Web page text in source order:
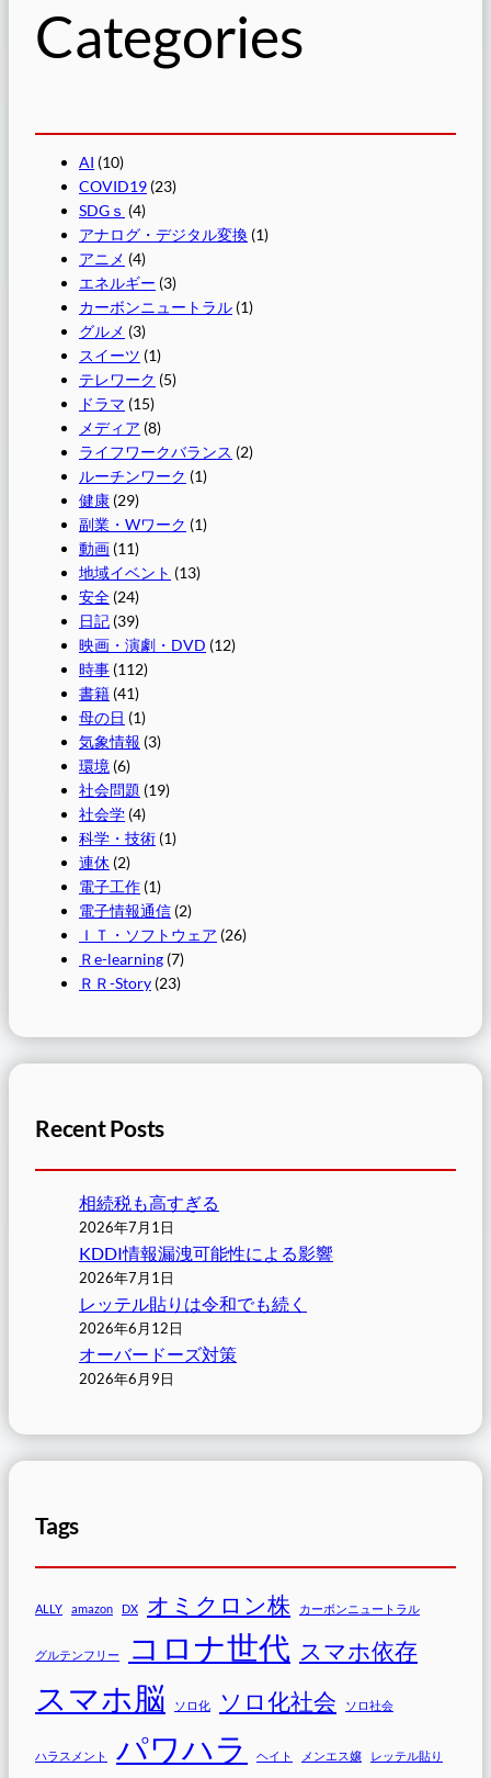
Categories
AI (10)
COVID19 (23)
SDGｓ (4)
アナログ・デジタル変換 (1)
アニメ (4)
エネルギー (3)
カーボンニュートラル (1)
グルメ (3)
スイーツ (1)
テレワーク (5)
ドラマ (15)
メディア (8)
ライフワークバランス (2)
ルーチンワーク (1)
健康 (29)
副業・Wワーク (1)
動画 (11)
地域イベント (13)
安全 (24)
日記 (39)
映画・演劇・DVD (12)
時事 (112)
書籍 (41)
母の日 (1)
気象情報 (3)
環境 (6)
社会問題 (19)
社会学 (4)
科学・技術 (1)
連休 (2)
電子工作 (1)
電子情報通信 (2)
ＩＴ・ソフトウェア (26)
Ｒe-learning (7)
ＲＲ-Story (23)
Recent Posts
相続税も高すぎる
2026年7月1日
KDDI情報漏洩可能性による影響
2026年7月1日
レッテル貼りは令和でも続く
2026年6月12日
オーバードーズ対策
2026年6月9日
Tags
ALLY amazon DX オミクロン株 カーボンニュートラル
グルテンフリー コロナ世代 スマホ依存
スマホ脳 ソロ化 ソロ化社会 ソロ社会
ハラスメント パワハラ ヘイト メンエス嬢 レッテル貼り